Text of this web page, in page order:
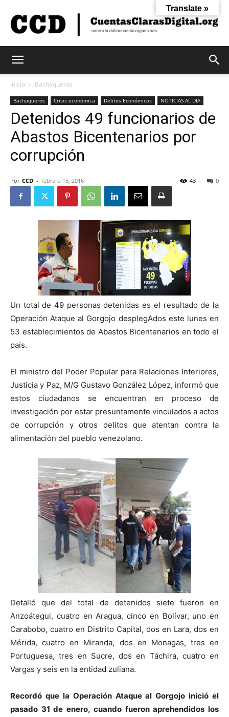
Claras
Inicio Bachaqueros
Bachaqueros Crisis económica Delitos Económicos NOTICIAS AL DIA
Detenidos 49 funcionarios de
Abastos Bicentenarios por
corrupción
Por CCD - febrero 15, 2016 0
43
Un total de 49 personas detenidas es el resultado de la
Operación Ataque al Gorgojo desplegAdos este lunes en
53 establecimientos de Abastos Bicentenarios en todo el
país.
El ministro del Poder Popular para Relaciones Interiores,
Justicia y Paz, M/G Gustavo González López, informó que
estos ciudadanos se encuentran en proceso de
investigación por estar presuntamente vinculados a actos
de corrupción y otros delitos que atentan contra la
alimentación del pueblo venezolano.
Detalló que del total de detenidos siete fueron en
Anzoátegui, cuatro en Aragua, cinco en Bolívar, uno en
Carabobo, cuatro en Distrito Capital, dos en Lara, dos en
Mérida, cuatro en Miranda, dos en Monagas, tres en
Portuguesa, tres en Sucre, dos en Táchira, cuatro en
Vargas y seis en la entidad zuliana.
Recordó que la Operación Ataque al Gorgojo inició el
pasado 31 de enero, cuando fueron aprehendidos los
Translate »